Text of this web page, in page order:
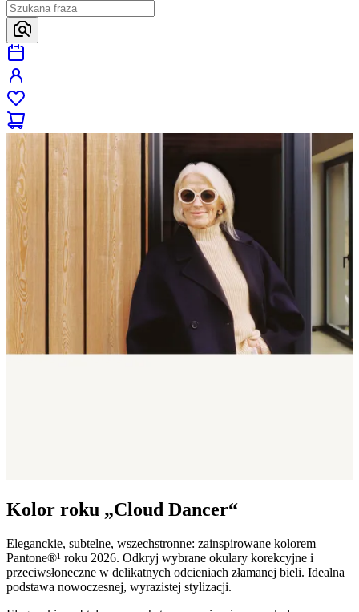
Kolor roku „Cloud Dancer“
Eleganckie, subtelne, wszechstronne: zainspirowane kolorem
Pantone®¹ roku 2026. Odkryj wybrane okulary korekcyjne i
przeciwsłoneczne w delikatnych odcieniach złamanej bieli. Idealna
podstawa nowoczesnej, wyrazistej stylizacji.